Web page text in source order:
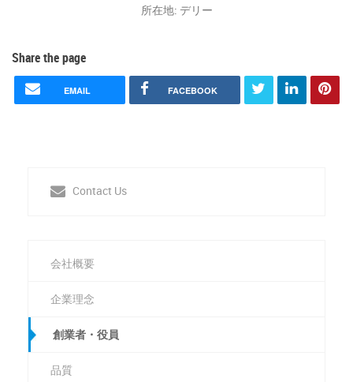
所在地: デリー
Share the page
EMAIL FACEBOOK
Contact Us
会社概要
企業理念
創業者・役員
品質